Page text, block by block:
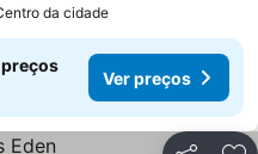
da cidade
preços
Ver preços